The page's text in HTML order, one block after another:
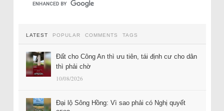
LATEST POPULAR COMMENTS TAGS
Đất cho Công An thì ưu tiên, tái định cư cho dân
thì phải chờ
10/08/2026
Đại lộ Sông Hồng: Vì sao phải có Nghị quyết